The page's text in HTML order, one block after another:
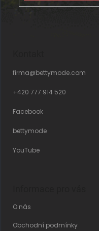
firma@bettymode.com
+420 777 914 520
Facebook
bettymode
YouTube
O nás
Obchodní podmínky